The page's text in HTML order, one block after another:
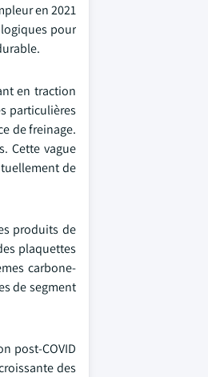
en 2021
pour
en traction
particulières
de freinage.
Cette vague
de
produits de
plaquettes
carbone-
de segment
post-COVID
des